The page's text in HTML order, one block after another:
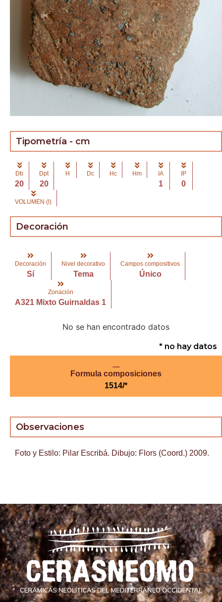
Tipometría - cm
Db
20
Dpt
20
H Dc Hc Hm IA
1
IP
0
VOLUMEN (l)
Decoración
Decoración
Sí
Nivel decorativo
Tema
Campos compositivos
Único
Zonación
A321 Mixto Guirnaldas 1
No se han encontrado datos
* no hay datos
Formula composiciones
1514/*
Observaciones
Foto y Estilo: Pilar Escribá. Dibujo: Flors (Coord.) 2009.